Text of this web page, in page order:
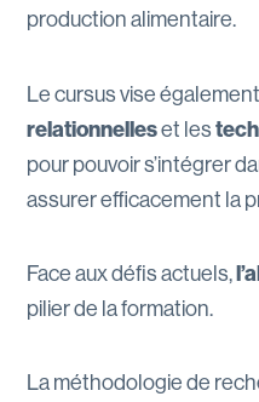
production alimentaire.
Le cursus vise
relationnelleset les
pour pouvoir s’intégrer
assurer efficacement la
Face aux défis actuels,
pilier de la formation.
La méthodologie de